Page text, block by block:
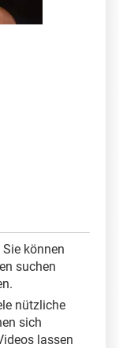
können
suchen
nützliche
sich
lassen